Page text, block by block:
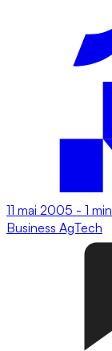
11 mai 2005 - 1 min
Business AgTech